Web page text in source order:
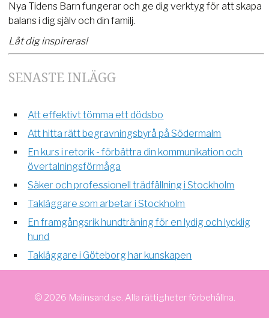
Nya Tidens Barn fungerar och ge dig verktyg för att skapa
balans i dig själv och din familj.
Låt dig inspireras!
SENASTE INLÄGG
Att effektivt tömma ett dödsbo
Att hitta rätt begravningsbyrå på Södermalm
En kurs i retorik - förbättra din kommunikation och
övertalningsförmåga
Säker och professionell trädfällning i Stockholm
Takläggare som arbetar i Stockholm
En framgångsrik hundträning för en lydig och lycklig
hund
Takläggare i Göteborg har kunskapen
© 2026 Malinsand.se. Alla rättigheter förbehållna.